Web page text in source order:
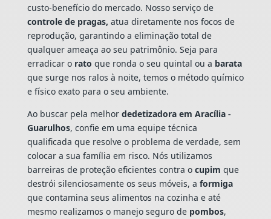
custo-benefício do mercado. Nosso serviço de
controle de pragas, atua diretamente nos focos de
reprodução, garantindo a eliminação total de
qualquer ameaça ao seu patrimônio. Seja para
erradicar o rato que ronda o seu quintal ou a barata
que surge nos ralos à noite, temos o método químico
e físico exato para o seu ambiente.
Ao buscar pela melhor dedetizadora em Aracília -
Guarulhos, confie em uma equipe técnica
qualificada que resolve o problema de verdade, sem
colocar a sua família em risco. Nós utilizamos
barreiras de proteção eficientes contra o cupim que
destrói silenciosamente os seus móveis, a formiga
que contamina seus alimentos na cozinha e até
mesmo realizamos o manejo seguro de pombos,